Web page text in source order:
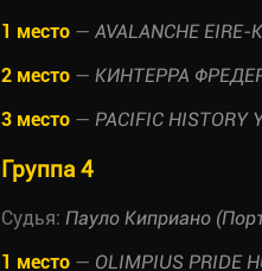
1 место — AVALANCHE EIRE-
2 место — КИНТЕРРА
3 место — PACIFIC HISTORY
Группа 4
Судья: Пауло Киприано
1 место — OLIMPIUS PRIDE